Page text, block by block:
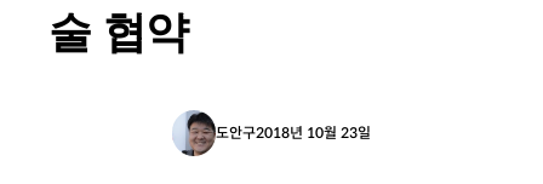
술 협약
도안구2018년 10월 23일